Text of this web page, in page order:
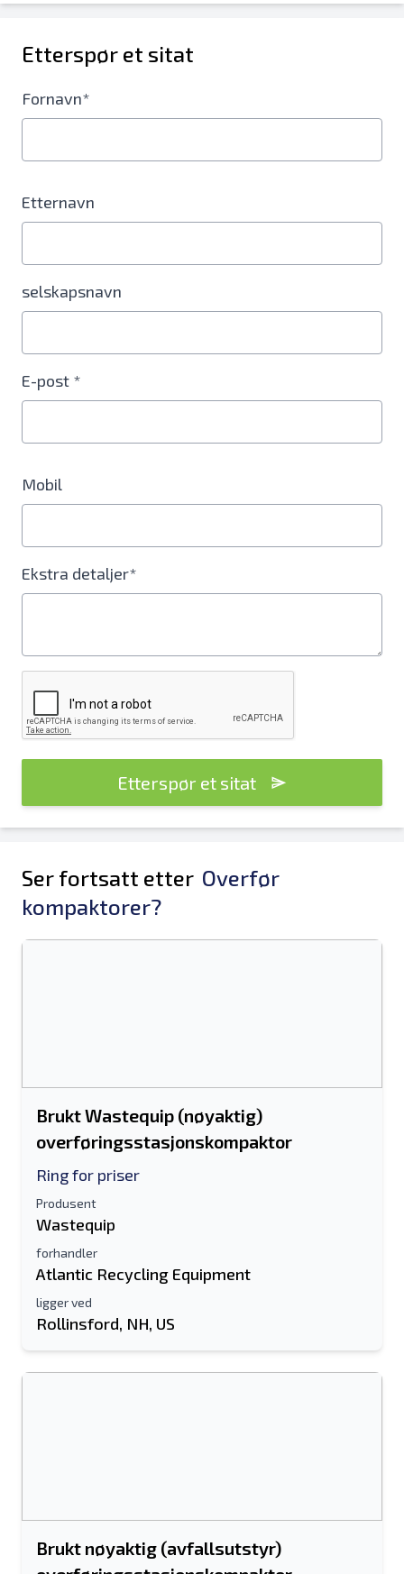
Fullt navn
Etterspør et sitat
Fornavn*
Etternavn
selskapsnavn
E-post *
Mobil
Ekstra detaljer*
Etterspør et sitat
Ser fortsatt etter Overfør
kompaktorer?
Brukt Wastequip (nøyaktig)
overføringsstasjonskompaktor
Ring for priser
Produsent
Wastequip
forhandler
Atlantic Recycling Equipment
ligger ved
Rollinsford, NH, US
Brukt nøyaktig (avfallsutstyr)
Send til en venn
Send oppføring til e-post